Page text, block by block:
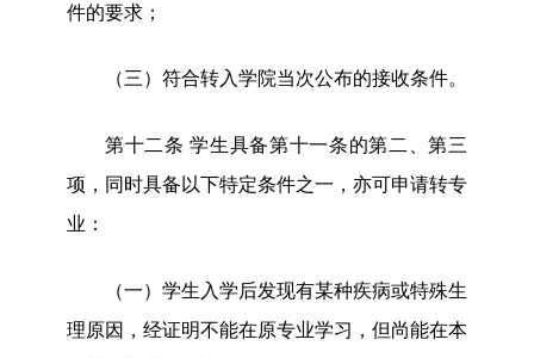
件的要求；
（三）符合转入学院当次公布的接收条件。
第十二条 学生具备第十一条的第二、第三
项，同时具备以下特定条件之一，亦可申请转专
业：
（一） 学生入学后发现有某种疾病或特殊生
理原因 ， 经证明不能在原专业学习，但尚能在本